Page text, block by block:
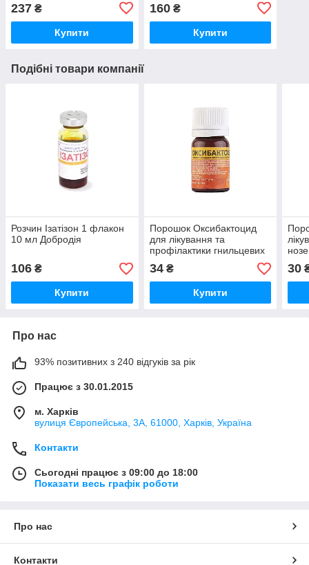
237 ₴
Купити
160₴
Купити
Подібні товари компанії
Розчин Ізатізон 1 флакон
10 мл Добродія
106 ₴
Купити
Порошок Оксибактоцид
для лікування та
профілактики гнильцевих
захворювань бджіл 5 г
34₴
Купити
30
Про нас
93% позитивних з 240 відгуків за рік
Працює з 30.01.2015
м. Харків
вулиця Європейська, 3А, 61000, Харків, Україна
Контакти
Сьогодні працює з 09:00 до 18:00
Показати весь графік роботи
Про нас
Контакти